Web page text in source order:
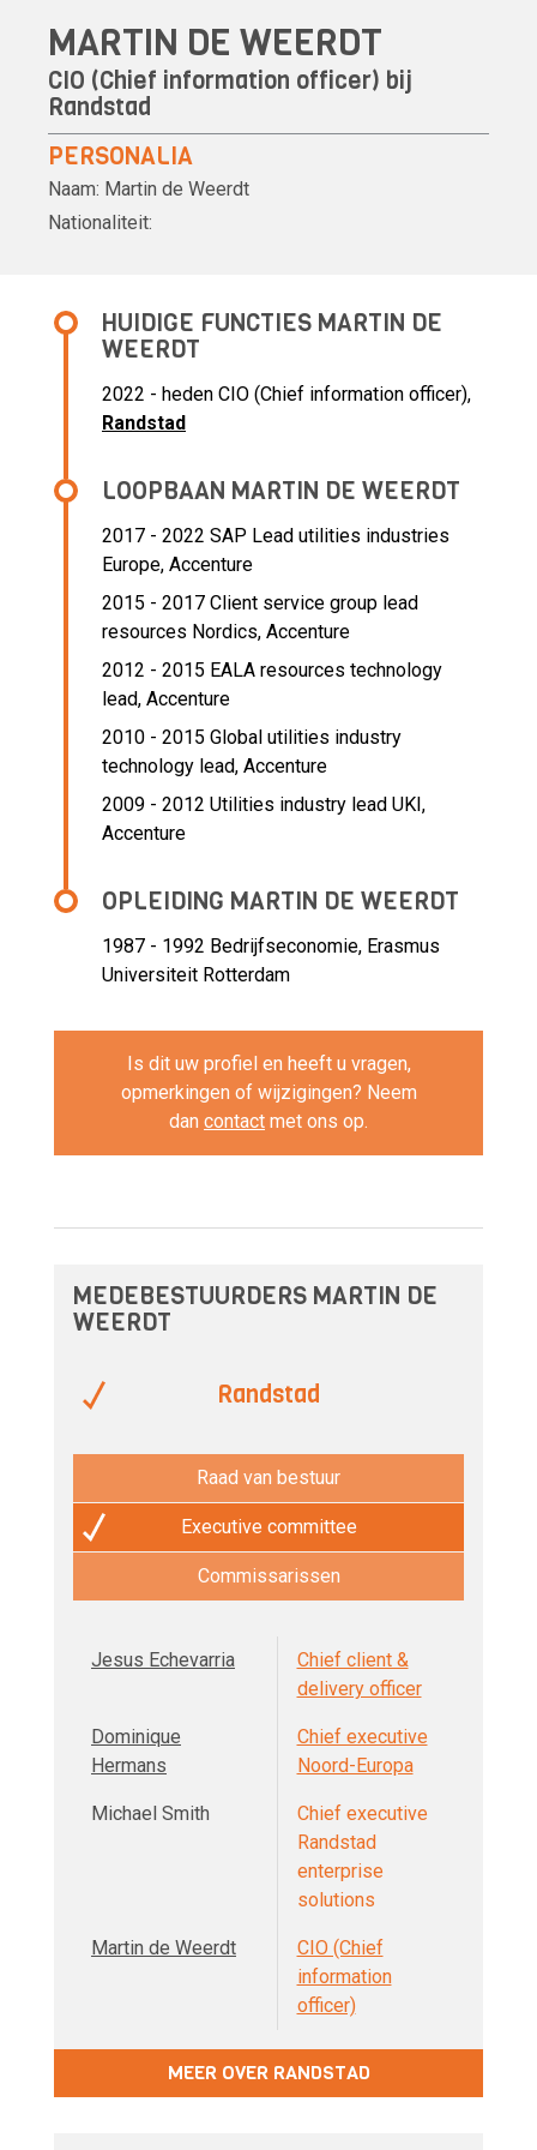
MARTIN DE WEERDT
CIO (Chief information officer) bij
Randstad
PERSONALIA
Naam: Martin de Weerdt
Nationaliteit:
HUIDIGE FUNCTIES MARTIN DE
WEERDT
2022 - heden CIO (Chief information officer),
Randstad
LOOPBAAN MARTIN DE WEERDT
2017 - 2022 SAP Lead utilities industries
Europe, Accenture
2015 - 2017 Client service group lead
resources Nordics, Accenture
2012 - 2015 EALA resources technology
lead, Accenture
2010 - 2015 Global utilities industry
technology lead, Accenture
2009 - 2012 Utilities industry lead UKI,
Accenture
OPLEIDING MARTIN DE WEERDT
1987 - 1992 Bedrijfseconomie, Erasmus
Universiteit Rotterdam
Is dit uw profiel en heeft u vragen,
opmerkingen of wijzigingen? Neem
dan contact met ons op.
MEDEBESTUURDERS MARTIN DE
WEERDT
Randstad
Raad van bestuur
Executive committee
Commissarissen
Jesus Echevarria
Chief client &
delivery officer
Dominique
Hermans
Chief executive
Noord-Europa
Michael Smith
Chief executive
Randstad
enterprise
solutions
Martin de Weerdt
CIO (Chief
information
officer)
MEER OVER RANDSTAD